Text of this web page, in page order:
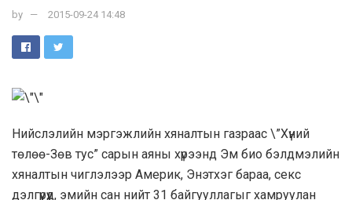
by 2015-09-24 14:48
Нийслэлийн мэргэжлийн хяналтын газраас \”Хүний
төлөө-Зөв тус” сарын аяны хүрээнд Эм био бэлдмэлийн
хяналтын чиглэлээр Америк, Энэтхэг бараа, секс
дэлгүүрүүд, эмийн сан нийт 31 байгууллагыг хамруулан